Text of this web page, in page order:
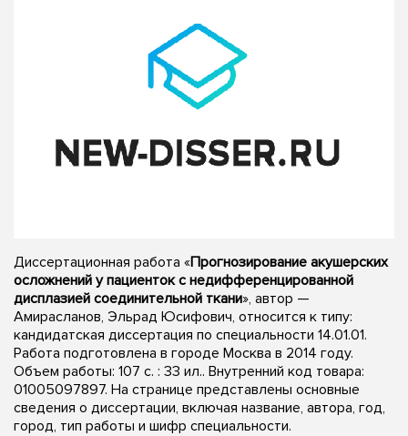
Диссертационная работа «Прогнозирование акушерских
осложнений у пациенток с недифференцированной
дисплазией соединительной ткани», автор —
Амирасланов, Эльрад Юсифович, относится к типу:
кандидатская диссертация по специальности 14.01.01.
Работа подготовлена в городе Москва в 2014 году.
Объем работы: 107 с. : 33 ил.. Внутренний код товара:
01005097897. На странице представлены основные
сведения о диссертации, включая название, автора, год,
город, тип работы и шифр специальности.